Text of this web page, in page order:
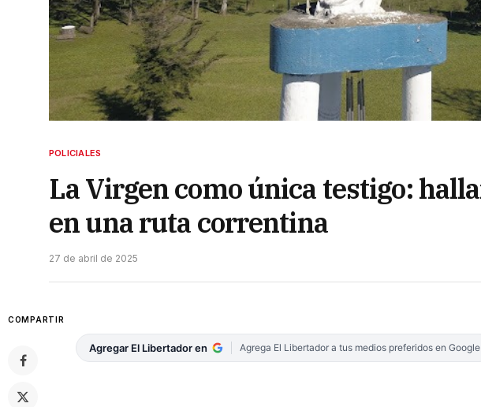
POLICIALES
La Virgen como única testigo:
en una ruta correntina
27 de abril de 2025
COMPARTIR
Agregar El Libertador en Agrega El Libertador a tus medios preferidos en Google